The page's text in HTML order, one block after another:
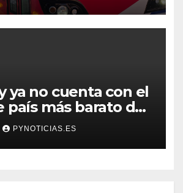
ya no cuenta con el
país más barato de
PYNOTICIAS.ES